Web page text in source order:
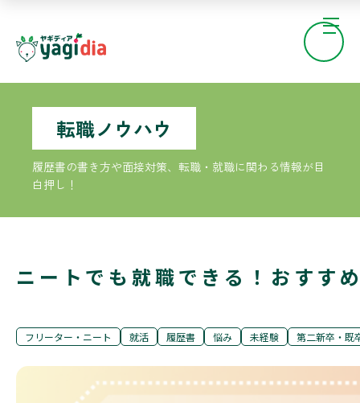
転職ノウハウ
履歴書の書き方や面接対策、転職・就職に関わる情報が目
白押し！
ニートでも就職できる！おすす
フリーター・ニート 就活 履歴書 悩み 未経験 第二新卒・既